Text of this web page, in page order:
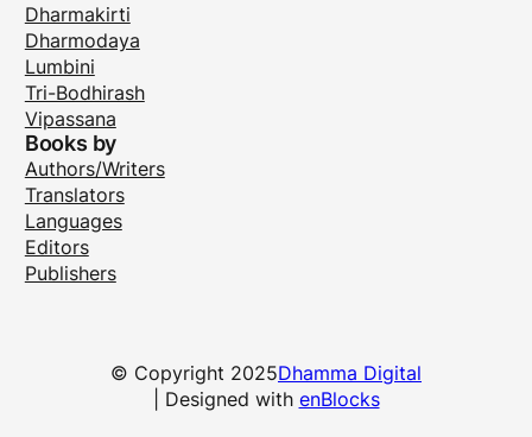
Dharmakirti
Dharmodaya
Lumbini
Tri-Bodhirash
Vipassana
Books by
Authors/Writers
Translators
Languages
Editors
Publishers
© Copyright 2025Dhamma Digital
| Designed with enBlocks